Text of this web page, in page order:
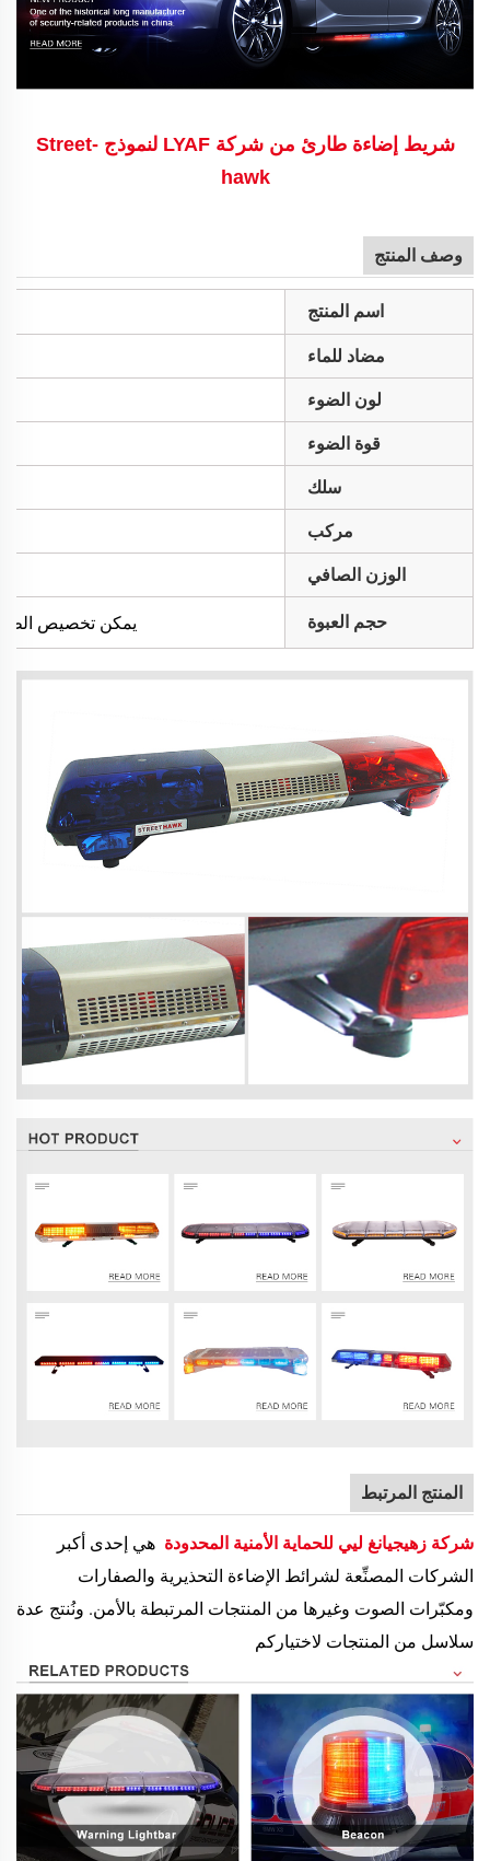
شريط إضاءة طارئ من شركة LYAF لنموذج Street-
hawk
وصف المنتج
اسم المنتج
مضاد للماء
لون الضوء
قوة الضوء
سلك
مركب
الوزن الصافي
حجم العبوة يمكن تخصيص
المنتج المرتبط
شركة زهيجيانغ ليي للحماية الأمنية المحدودة هي إحدى أكبر
الشركات المصنِّعة لشرائط الإضاءة التحذيرية والصفارات
ومكبّرات الصوت وغيرها من المنتجات المرتبطة بالأمن. ونُنتج عدة
سلاسل من المنتجات لاختياركم